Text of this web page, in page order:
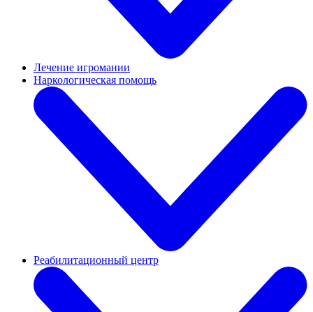
Лечение игромании
Наркологическая помощь
Реабилитационный центр